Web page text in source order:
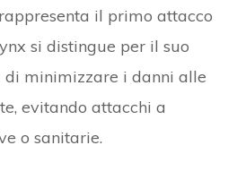
il primo attacco
si distingue per il suo
di minimizzare i danni alle
evitando attacchi a
o sanitarie.